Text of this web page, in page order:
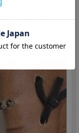
入った物も少な
す